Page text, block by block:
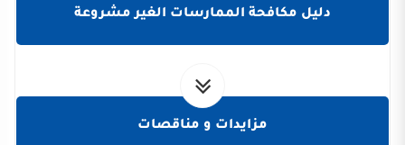
دليل مكافحة الممارسات الغير مشروعة
مزايدات و مناقصات